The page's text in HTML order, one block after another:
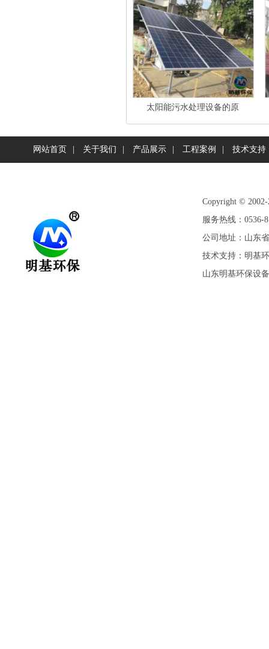
太阳能污水处理设备的原
网站首页 关于我们 产品展示 工程案例 技术支持
Copyright ©
服务热线：0536-
公司地址：山东
技术支持： 明基
山东明基环保设